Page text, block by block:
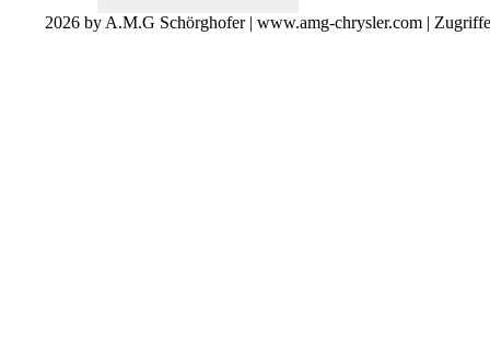
2026 by A.M.G Schörghofer | www.amg-chrysler.com |